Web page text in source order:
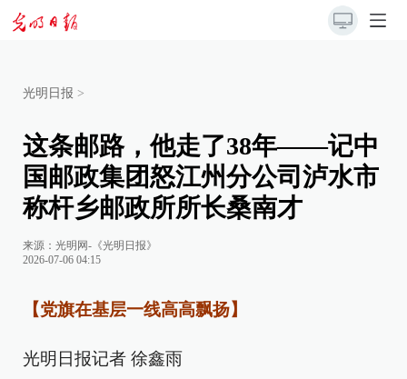
光明日报 >
这条邮路，他走了38年——记中
国邮政集团怒江州分公司泸水市
称杆乡邮政所所长桑南才
来源： 光明网-《光明日报》
2026-07-06 04:15
【党旗在基层一线高高飘扬】
光明日报记者 徐鑫雨